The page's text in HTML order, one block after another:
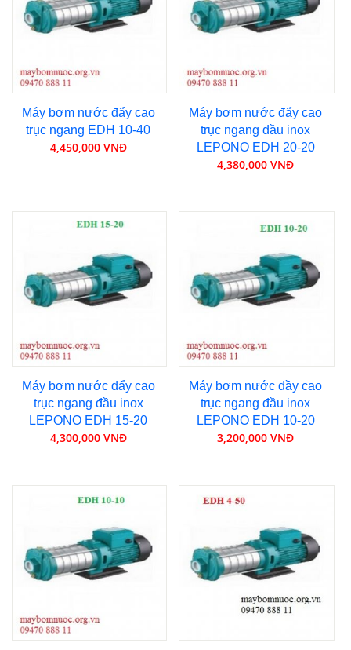
Máy bơm nước đẩy cao
trục ngang EDH 10-40
4,450,000 VNĐ
Máy bơm nước đẩy cao
trục ngang đầu inox
LEPONO EDH 20-20
4,380,000 VNĐ
Máy bơm nước đẩy cao
trục ngang đầu inox
LEPONO EDH 15-20
4,300,000 VNĐ
Máy bơm nước đầy cao
trục ngang đầu inox
LEPONO EDH 10-20
3,200,000 VNĐ